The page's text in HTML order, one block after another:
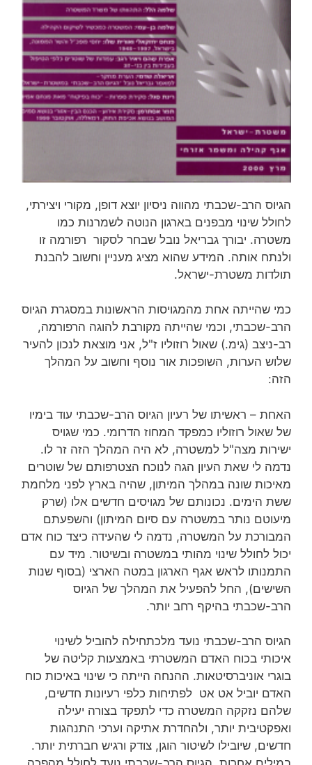
הגיוס הרב-שכבתי מהווה ניסיון יוצא דופן, מקורי ויצירתי,
לחולל שינוי מבפנים בארגון הנוטה לשמרנות כמו
משטרה. יבורך גבריאל נובל שבחר לסקור רפורמה זו
ולנתח אותה. המידע שהוא מציג מעניין וחשוב להבנת
תולדות משטרת-ישראל.
כמי שהייתה אחת מהמגויסות הראשונות במסגרת הגיוס
הרב-שכבתי, וכמי שהייתה מקורבת להוגה הרפורמה,
רב-ניצב (גימ.) שאול רוזוליו ז"ל, אני מוצאת לנכון להעיר
שלוש הערות, השופכות אור נוסף וחשוב על המהלך
הזה:
האחת – ראשיתו של רעיון הגיוס הרב-שכבתי עוד בימיו
של שאול רוזוליו כמפקד המחוז הדרומי. כמי שגויס
ישירות מצה"ל למשטרה, לא היה המהלך הזה זר לו.
נדמה לי שאת העיון הגה לנוכח הצטרפותם של שוטרים
מאיכות שונה במהלך המיתון, שהיה בארץ לפני מלחמת
ששת הימים. נכונותם של מגויסים חדשים אלו (שרק
מיעוטם נותר במשטרה עם סיום המיתון) והשפעתם
המבורכת על המשטרה, נדמה לי שהעידה כיצד כוח אדם
יכול לחולל שינוי מהותי במשטרה ובשיטור. מיד עם
התמנותו לראש אגף הארגון במטה הארצי (בסוף שנות
השישים), החל להפעיל את המהלך של הגיוס
הרב-שכבתי בהיקף רחב יותר.
הגיוס הרב-שכבתי נועד מלכתחילה להוביל לשינוי
איכותי בכוח האדם המשטרתי באמצעות קליטה של
בוגרי אוניברסיטאות. ההנחה הייתה כי שינוי באיכות כוח
האדם יוביל אט אט לפתיחות כלפי רעיונות חדשים,
שלהם נזקקה המשטרה כדי לתפקד בצורה יעילה
ואפקטיבית יותר, ולהחדרת אתיקה וערכי התנהגות
חדשים, שיובילו לשיטור הוגן, צודק ורגיש חברתית יותר.